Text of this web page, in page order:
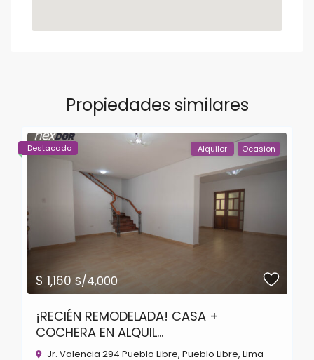
Propiedades similares
$ 1,160S/4,000
Alquiler Ocasion
Destacado
¡RECIÉN REMODELADA! CASA +
COCHERA EN ALQUIL...
Jr. Valencia 294 Pueblo Libre,Pueblo Libre,Lima